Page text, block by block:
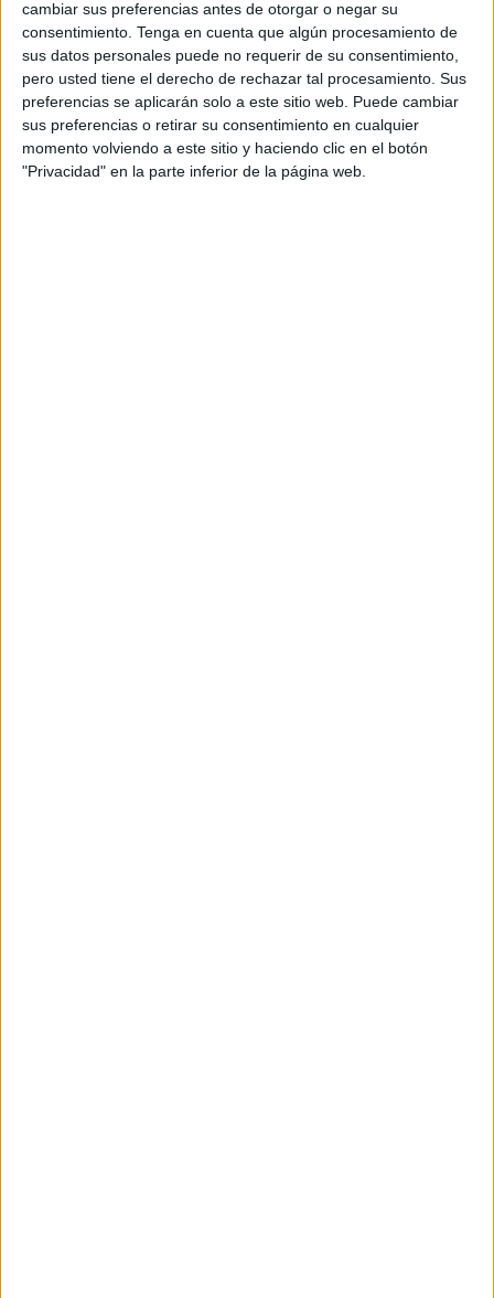
cambiar sus preferencias antes de otorgar o negar su
consentimiento. Tenga en cuenta que algún procesamiento de
sus datos personales puede no requerir de su consentimiento,
pero usted tiene el derecho de rechazar tal procesamiento. Sus
preferencias se aplicarán solo a este sitio web. Puede cambiar
sus preferencias o retirar su consentimiento en cualquier
momento volviendo a este sitio y haciendo clic en el botón
"Privacidad" en la parte inferior de la página web.
IMPRIMIR
TWEET
SHARE
SHARE